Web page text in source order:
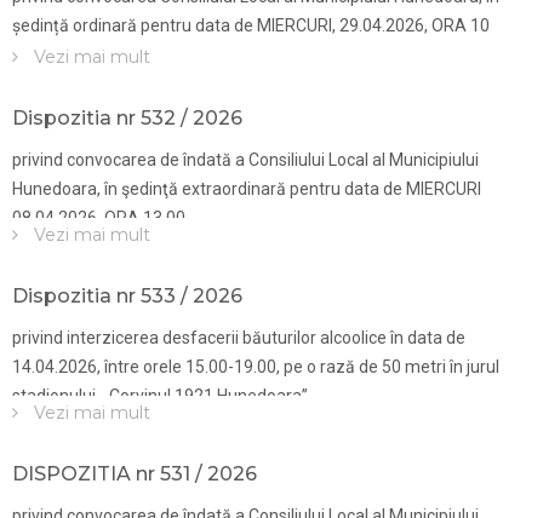
ședință ordinară pentru data de MIERCURI, 29.04.2026, ORA 10
Vezi mai mult
Dispozitia nr 532 / 2026
privind convocarea de îndată a Consiliului Local al Municipiului
Hunedoara, în şedinţă extraordinară pentru data de MIERCURI
08.04.2026, ORA 13.00
Vezi mai mult
Dispozitia nr 533 / 2026
privind interzicerea desfacerii băuturilor alcoolice în data de
14.04.2026, între orele 15.00-19.00, pe o rază de 50 metri în jurul
stadionului „Corvinul 1921 Hunedoara”
Vezi mai mult
DISPOZITIA nr 531 / 2026